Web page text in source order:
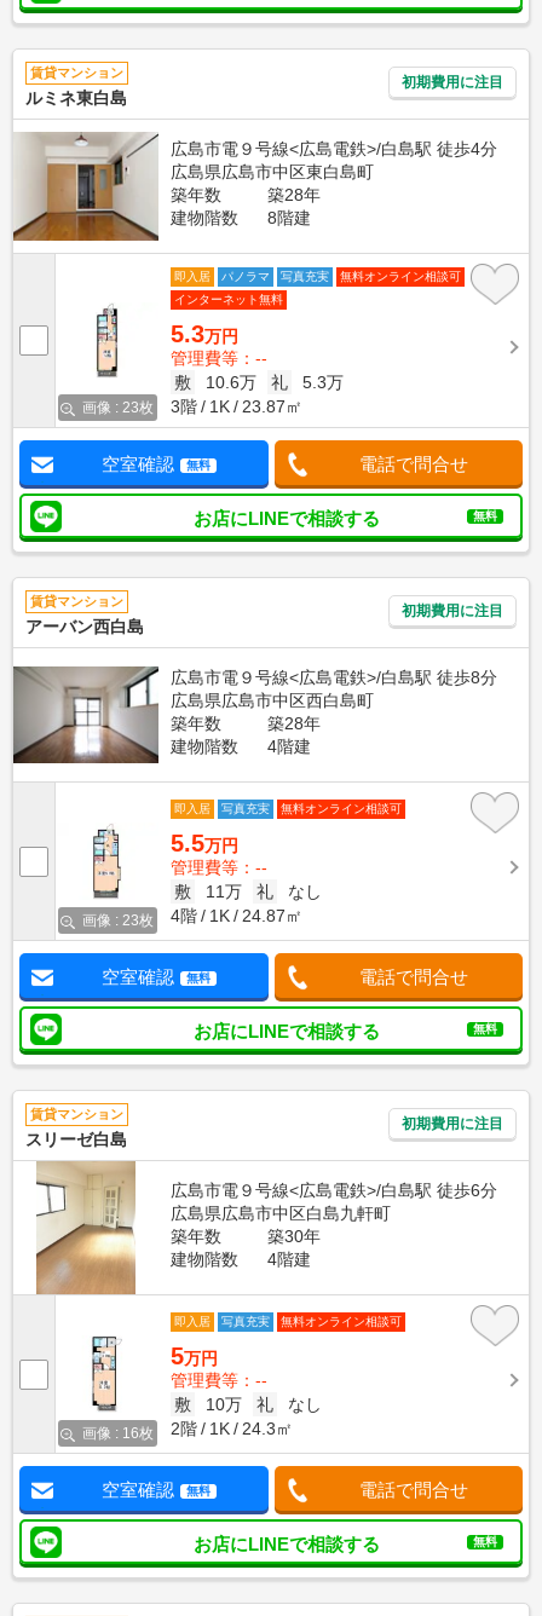
賃貸マンション
ルミネ東白島
初期費用に注目
広島市電９号線<広島電鉄>/白島駅 徒歩4分
広島県広島市中区東白島町
築年数
築28年
建物階数
8階建
画像 : 23枚
即入居 パノラマ 写真充実
無料オンライン相談可
インターネット無料
5.3万円
管理費等：--
敷
10.6万 礼
5.3万
3階
1K 23.87㎡
空室確認 無料 電話で問合せ
お店にLINEで相談する 無料
賃貸マンション
アーバン西白島
初期費用に注目
広島市電９号線<広島電鉄>/白島駅 徒歩8分
広島県広島市中区西白島町
築年数
築28年
建物階数
4階建
画像 : 23枚
即入居 写真充実 無料オンライン相談可
5.5万円
管理費等：--
敷
11万 礼
なし
4階
1K 24.87㎡
空室確認 無料 電話で問合せ
お店にLINEで相談する 無料
賃貸マンション
スリーゼ白島
初期費用に注目
広島市電９号線<広島電鉄>/白島駅 徒歩6分
広島県広島市中区白島九軒町
築年数
築30年
建物階数
4階建
画像 : 16枚
即入居 写真充実 無料オンライン相談可
5万円
管理費等：--
敷
10万 礼
なし
2階
1K 24.3㎡
空室確認 無料 電話で問合せ
お店にLINEで相談する 無料